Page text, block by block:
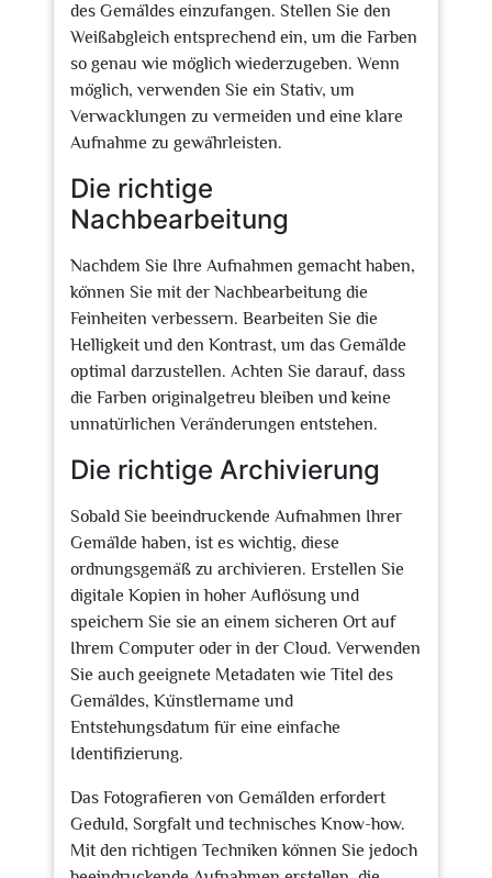
des Gemäldes einzufangen. Stellen Sie den
Weißabgleich entsprechend ein, um die Farben
so genau wie möglich wiederzugeben. Wenn
möglich, verwenden Sie ein Stativ, um
Verwacklungen zu vermeiden und eine klare
Aufnahme zu gewährleisten.
Die richtige
Nachbearbeitung
Nachdem Sie Ihre Aufnahmen gemacht haben,
können Sie mit der Nachbearbeitung die
Feinheiten verbessern. Bearbeiten Sie die
Helligkeit und den Kontrast, um das Gemälde
optimal darzustellen. Achten Sie darauf, dass
die Farben originalgetreu bleiben und keine
unnatürlichen Veränderungen entstehen.
Die richtige Archivierung
Sobald Sie beeindruckende Aufnahmen Ihrer
Gemälde haben, ist es wichtig, diese
ordnungsgemäß zu archivieren. Erstellen Sie
digitale Kopien in hoher Auflösung und
speichern Sie sie an einem sicheren Ort auf
Ihrem Computer oder in der Cloud. Verwenden
Sie auch geeignete Metadaten wie Titel des
Gemäldes, Künstlername und
Entstehungsdatum für eine einfache
Identifizierung.
Das Fotografieren von Gemälden erfordert
Geduld, Sorgfalt und technisches Know-how.
Mit den richtigen Techniken können Sie jedoch